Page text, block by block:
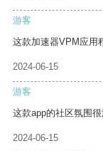
游客
这款加速器VPM应用
2024-06-15
游客
这款app的社区氛围
2024-06-15